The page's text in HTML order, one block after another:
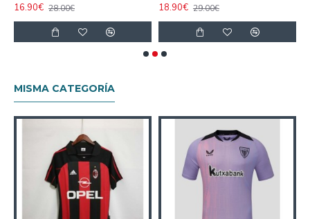
16.90€ 28.00€
18.90€ 29.00€
MISMA CATEGORÍA